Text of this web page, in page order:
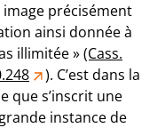
précisément
ainsi donnée à
illimitée »(Cass.
). C’est dans la
que s’inscrit une
instance de